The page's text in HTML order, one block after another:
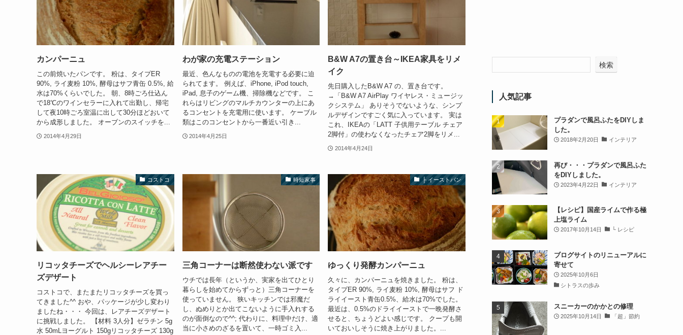
カンパーニュ
この前焼いたパンです。 粉は、タイプER
90%, ライ麦粉 10%, 酵母はサフ青缶 0.5%, 給
水は70%くらいでした。 朝、8時ごろ仕込ん
で18℃のワインセラーに入れて出勤し、帰宅
して夜10時ごろ室温に出して30分ほどおいて
から成形しました。 オーブンのスイッチを...
2014年4月29日
わが家の充電ステーション
最近、色んなものの電池を充電する必要に迫
られてます。 例えば、iPhone, iPod touch,
iPad, 息子のゲーム機、掃除機などです。 こ
れらはリビングのマルチカウンターの上にあ
るコンセントを充電用に使います。 ケーブル
類はこのコンセントから一番近い引き...
2014年4月25日
B&W A7の置き台～IKEA家具をリメ
イク
先日購入したB&W A7 の、置き台です。
→「B&W A7 AirPlay ワイヤレス・ミュージッ
クシステム」 ありそうでないような、シンプ
ルデザインですごく気に入っています。 実は
これ、IKEAの「LATT 子供用テーブル チェア
2脚付」の使わなくなったチェア2脚をリメ...
2014年4月24日
コストコ
リコッタチーズでヘルシーレアチー
ズデザート
コストコで、またまたリコッタチーズを買っ
てきました^^ おや、パッケージが少し変わり
ましたね・・・ 今回は、レアチーズデザート
に挑戦しました。 【材料 3人分】ゼラチン 5g
水 50mLヨーグルト 150gリコッタチーズ 130g
時短家事
三角コーナーは断然使わない派です
ウチでは長年（というか、実家を出てひとり
暮らしを始めてからずっと）三角コーナーを
使っていません。 狭いキッチンでは邪魔だ
し、ぬめりとか出てこないように手入れする
のが面倒なので^^; 代わりに、料理中だけ、適
当に小さめのざるを置いて、一時ゴミ入...
├ イーストパン
ゆっくり発酵カンパーニュ
久々に、カンパーニュを焼きました。 粉は、
タイプER 90%, ライ麦粉 10%, 酵母はサフ ド
ライイースト青缶0.5%、給水は70%でした。
最近は、0.5%のドライイーストで一晩発酵さ
せると、ちょうどよい感じです。 クープも開
いておいしそうに焼き上がりました。...
検索
人気記事
プラダンで風呂ふたをDIYしま
した。
2018年2月20日 インテリア
再び・・・プラダンで風呂ふた
をDIYしました。
2023年4月22日 インテリア
【レシピ】国産ライムで作る極
上塩ライム
2017年10月14日 └ レシピ
ブログサイトのリニューアルに
寄せて
2025年10月6日
シトラスの歩み
スニーカーのかかとの修理
2025年10月14日 「超」節約